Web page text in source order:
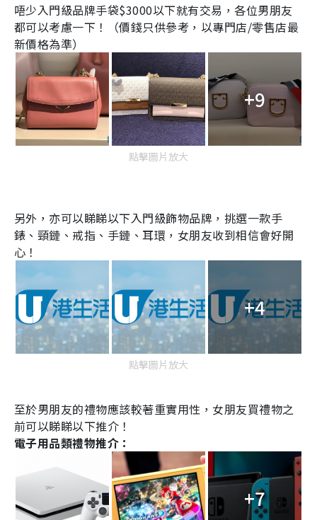
唔少入門級品牌手袋$3000以下就有交易，各位男朋友
都可以考慮一下！（價錢只供參考，以專門店/零售店最
新價格為準）
+9
點擊圖片放大
另外，亦可以睇睇以下入門級飾物品牌，挑選一款手
錶、頸鏈、戒指、手鏈、耳環，女朋友收到相信會好開
心！
+4
點擊圖片放大
至於男朋友的禮物應該較著重實用性，女朋友買禮物之
前可以睇睇以下推介！
電子用品類禮物推介：
+7